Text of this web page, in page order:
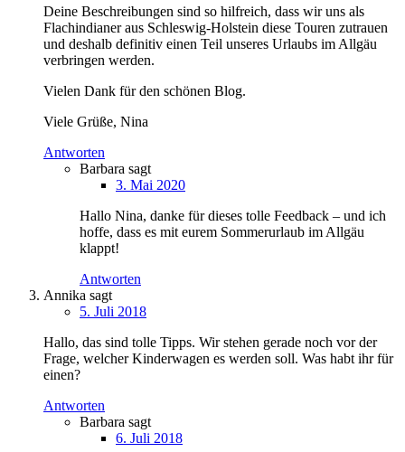
Deine Beschreibungen sind so hilfreich, dass wir uns als
Flachindianer aus Schleswig-Holstein diese Touren zutrauen
und deshalb definitiv einen Teil unseres Urlaubs im Allgäu
verbringen werden.
Vielen Dank für den schönen Blog.
Viele Grüße, Nina
Antworten
Barbara sagt
3. Mai 2020
Hallo Nina, danke für dieses tolle Feedback – und ich
hoffe, dass es mit eurem Sommerurlaub im Allgäu
klappt!
Antworten
Annika sagt
5. Juli 2018
Hallo, das sind tolle Tipps. Wir stehen gerade noch vor der
Frage, welcher Kinderwagen es werden soll. Was habt ihr für
einen?
Antworten
Barbara sagt
6. Juli 2018